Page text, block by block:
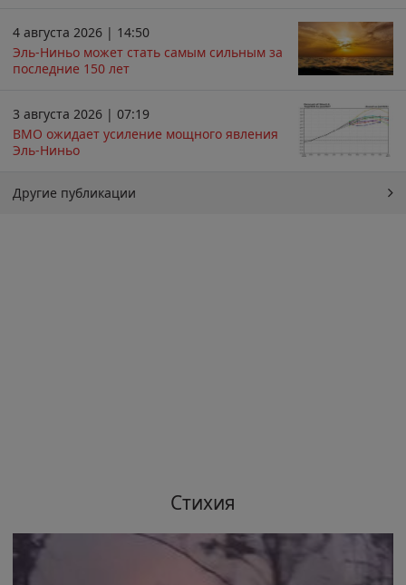
4 августа 2026 | 14:50
Эль-Ниньо может стать самым сильным за
последние 150 лет
3 августа 2026 | 07:19
ВМО ожидает усиление мощного явления
Эль-Ниньо
Другие публикации
Стихия